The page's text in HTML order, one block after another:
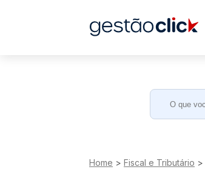
Search
Home > Fiscal e Tributário >